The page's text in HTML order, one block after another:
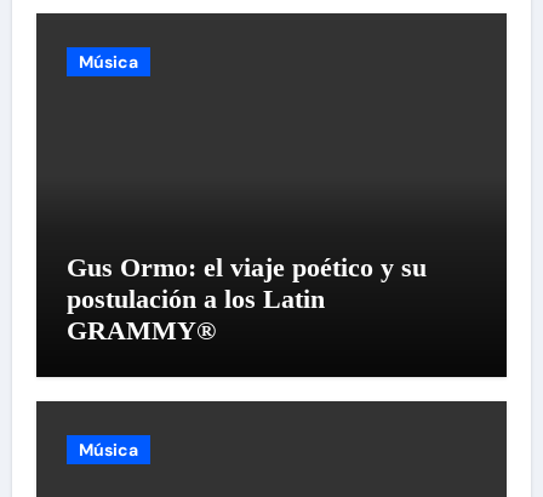
Música
Gus Ormo: el viaje poético y su
postulación a los Latin
GRAMMY®
Música